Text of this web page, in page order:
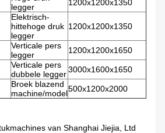
legger
1200x1200x1350
Elektrisch-
hittehoge druk
legger
1200x1200x1350
Verticale pers
legger
1200x1200x1650
Verticale pers
dubbele legger3000x1600x1650
Broek blazend
machine/model500x1200x2000
van Shanghai Jiejia, Ltd